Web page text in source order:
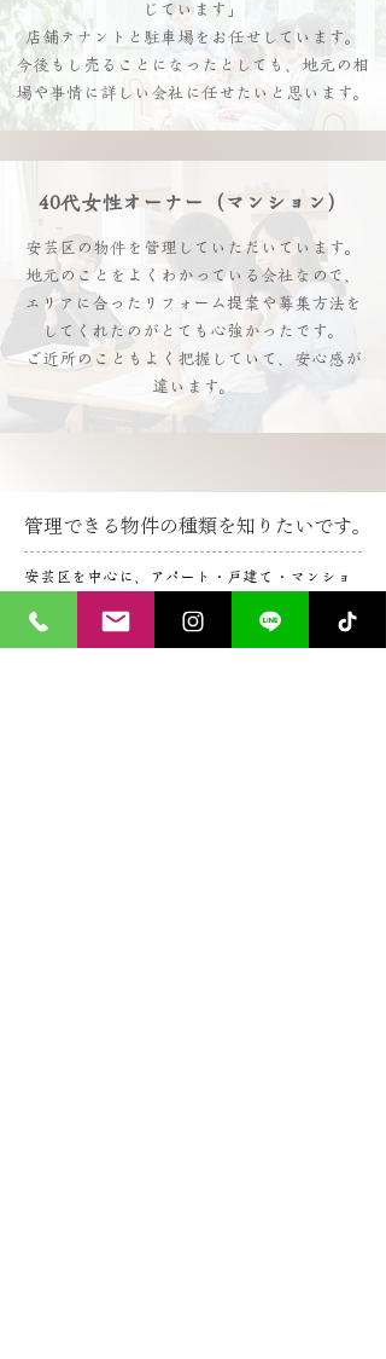
じています」
店舗テナントと駐車場をお任せしています。
今後もし売ることになったとしても、地元の相
場や事情に詳しい会社に任せたいと思います。
40代女性オーナー（マンション）
安芸区の物件を管理していただいています。
地元のことをよくわかっている会社なので、
エリアに合ったリフォーム提案や募集方法を
してくれたのがとても心強かったです。
ご近所のこともよく把握していて、安心感が
違います。
管理できる物件の種類を知りたいです。
安芸区を中心に、アパート・戸建て・マンショ
中野・瀬野・矢野など、地域事情をふまえた対